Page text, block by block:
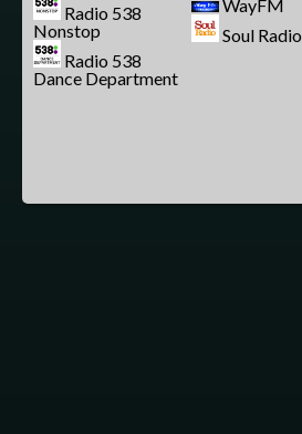
Radio 538
Nonstop
Radio 538
Dance Department
WayFM
Soul Radio